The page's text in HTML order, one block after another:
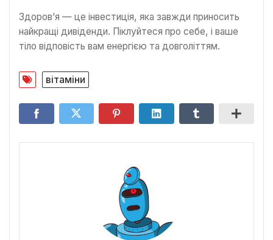
Здоров’я — це інвестиція, яка завжди приносить
найкращі дивіденди. Піклуйтеся про себе, і ваше
тіло відповість вам енергією та довголіттям.
вітаміни